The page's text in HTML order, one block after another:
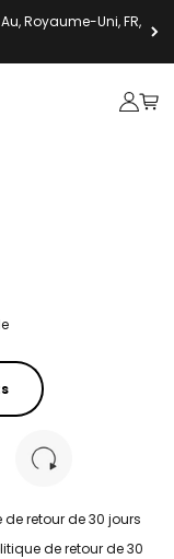
Royaume-Uni, FR,
Ouvrir
Voir
de retour de 30 jours
de retour de 30